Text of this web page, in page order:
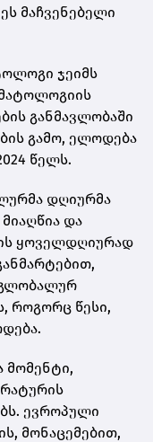
მაჩვენებელი
ჯეიმს
განმავლობაში
გამო, ელოდება
წელს.
დღიურმა
და
ყოველდღიურად
როგორც წესი,
მომენტი,
ევროპული
მონაცემებით,